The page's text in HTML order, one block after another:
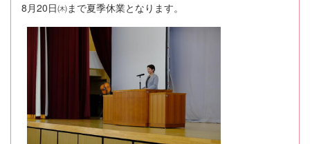
8月20日㈭まで夏季休業となります。